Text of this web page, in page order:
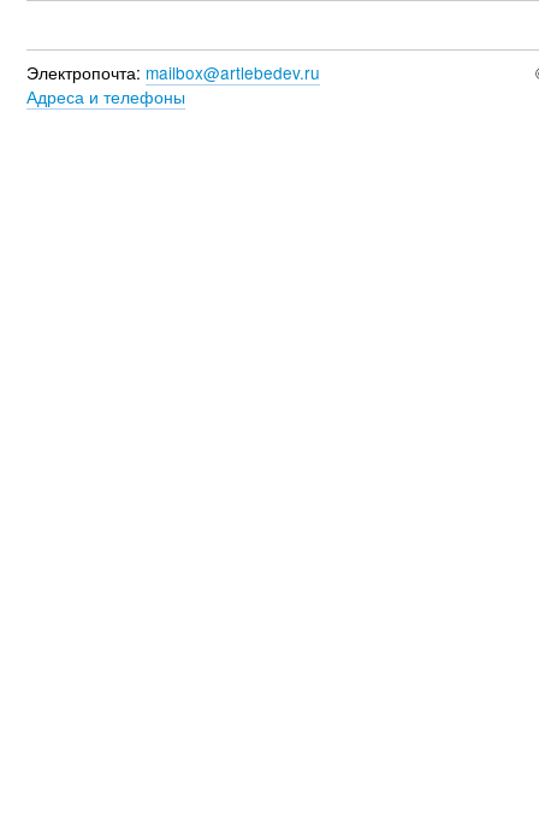
Электропочта: mailbox@artlebedev.ru
Адреса и телефоны